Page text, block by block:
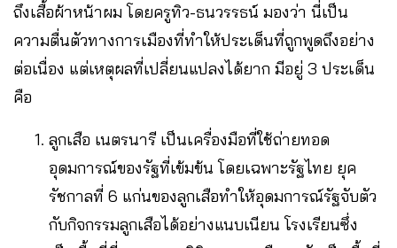
ถึงเสื้อผ้าหน้าผม โดยครูทิว-ธนวรรธน์ มองว่า นี่เป็น
ความตื่นตัวทางการเมืองที่ทำให้ประเด็นที่ถูกพูดถึงอย่าง
ต่อเนื่อง แต่เหตุผลที่เปลี่ยนแปลงได้ยาก มีอยู่ 3 ประเด็น
คือ
ลูกเสือ เนตรนารี เป็นเครื่องมือที่ใช้ถ่ายทอด
อุดมการณ์ของรัฐที่เข้มข้น โดยเฉพาะรัฐไทย ยุค
รัชกาลที่ 6 แก่นของลูกเสือทำให้อุดมการณ์รัฐจับตัว
กับกิจกรรมลูกเสือได้อย่างแนบเนียน โรงเรียนซึ่ง